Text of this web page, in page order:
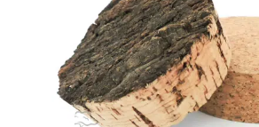
Fabricado con corteza de corcho
de tapón ofrece un aspecto natural
tipo de recipientes como tarros